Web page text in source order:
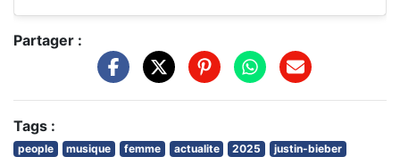
Partager :
Tags :
people musique femme actualite 2025
justin-bieber